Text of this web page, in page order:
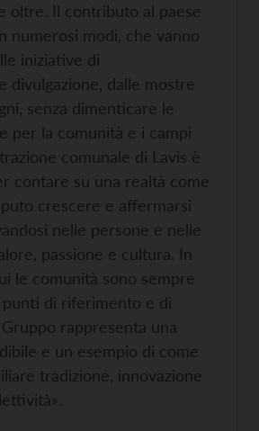
oltre. Il contributo al paese
numerosi modi, che vanno
iniziative di
divulgazione, dalle mostre
senza dimenticare le
per la comunità e i campi
comunale di Lavis è
contare su una realtà come
crescere e affermarsi
nelle persone e nelle
passione e cultura. In
le comunità sono sempre
di riferimento e di
rappresenta una
e un esempio di come
tradizione, innovazione